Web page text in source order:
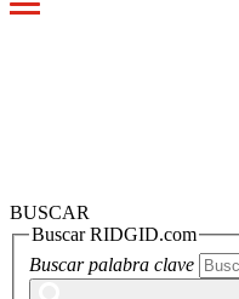
Toggle
BUSCAR
Buscar RIDGID.com
Buscar palabra clave